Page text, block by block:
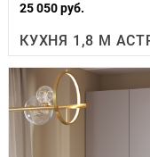
25 050 руб.
КУХНЯ 1,8 М